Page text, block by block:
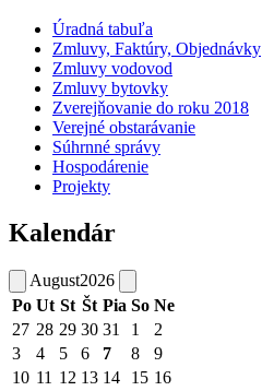
Úradná tabuľa
Zmluvy, Faktúry, Objednávky
Zmluvy vodovod
Zmluvy bytovky
Zverejňovanie do roku 2018
Verejné obstarávanie
Súhrnné správy
Hospodárenie
Projekty
Kalendár
August2026
Po Ut St Št Pia So Ne
27 28 29 30 31 1
2
3
4 5 6 7 8
9
10 11 12 13 14 15 16